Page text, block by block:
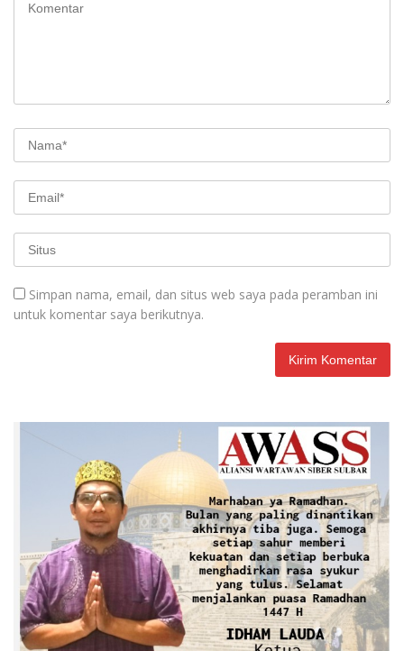
Simpan nama, email, dan situs web saya pada peramban ini
untuk komentar saya berikutnya.